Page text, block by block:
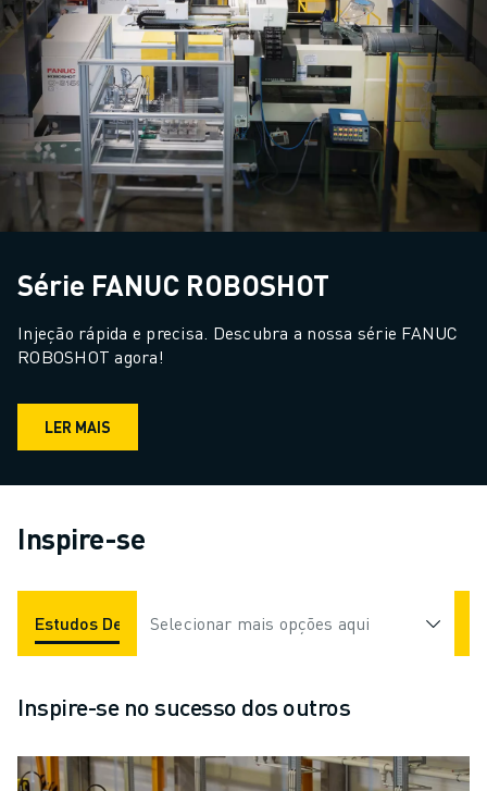
Série FANUC ROBOSHOT
Injeção rápida e precisa. Descubra a nossa série FANUC
ROBOSHOT agora!
LER MAIS
Inspire-se
Estudos De Caso Aplicações Indústrias
Selecionar mais opções aqui
Inspire-se no sucesso dos outros